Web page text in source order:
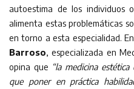
autoestima de los individuos
alimenta estas problemáticas
en torno a esta especialidad.
Barroso, especializada en
opina que “la medicina
que poner en práctica